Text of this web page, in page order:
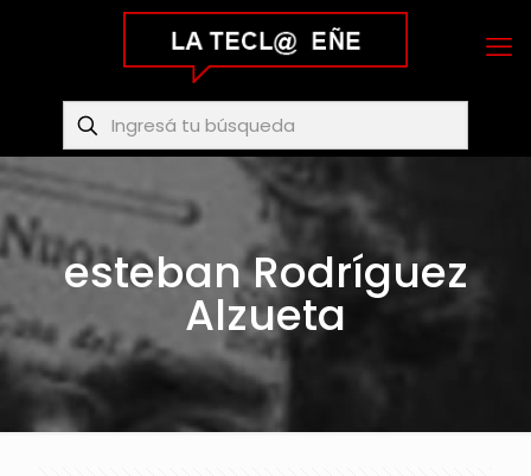
esteban Rodríguez
Alzueta